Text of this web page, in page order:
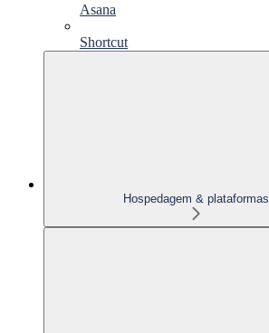
Asana
Shortcut
Hospedagem & plataformas